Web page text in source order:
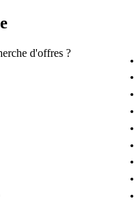
d'offres ?